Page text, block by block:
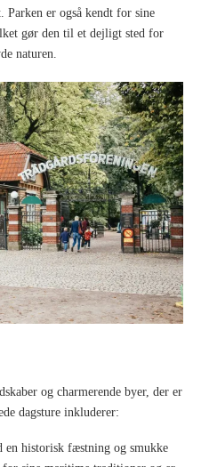
Parken er også kendt for sine
gør den til et dejligt sted for
naturen.
og charmerende byer, der er
dagsture inkluderer:
en historisk fæstning og smukke